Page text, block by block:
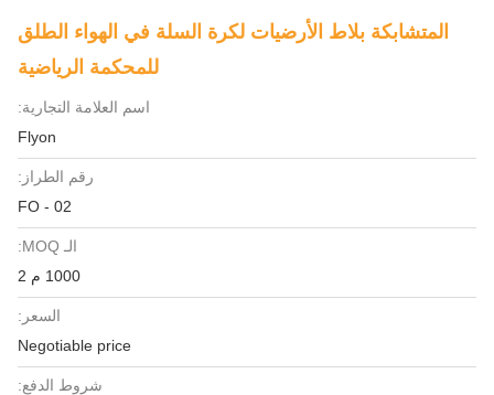
المتشابكة بلاط الأرضيات لكرة السلة في الهواء الطلق
للمحكمة الرياضية
اسم العلامة التجارية:
Flyon
رقم الطراز:
FO - 02
الـ MOQ:
1000 م 2
السعر:
Negotiable price
شروط الدفع: